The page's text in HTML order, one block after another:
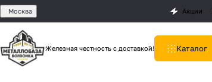
Москва Акции
Железная честность с доставкой! Каталог